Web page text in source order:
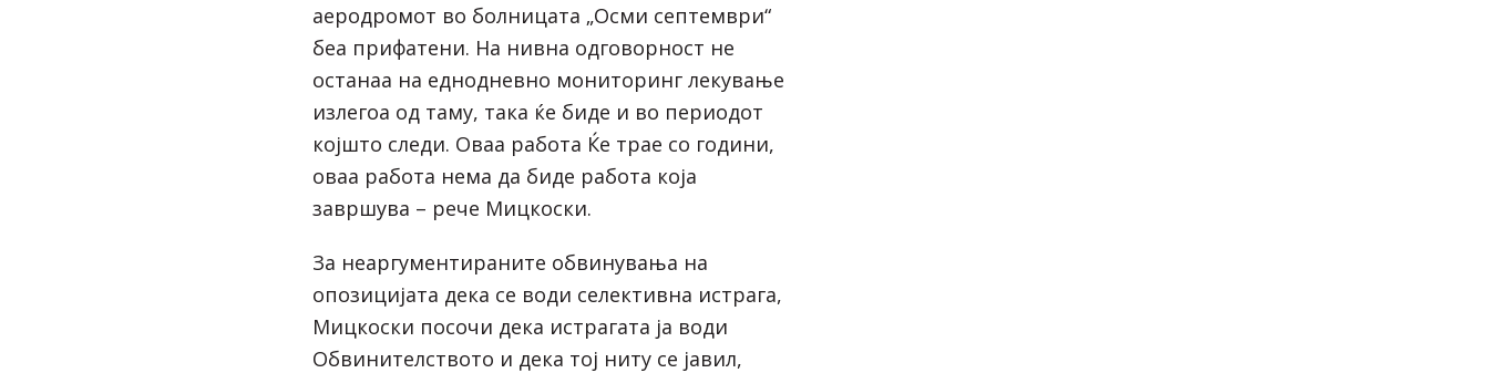
аеродромот во болницата „Осми септември“
беа прифатени. На нивна одговорност не
останаа на еднодневно мониторинг лекување
излегоа од таму, така ќе биде и во периодот
којшто следи. Оваа работа Ќе трае со години,
оваа работа нема да биде работа која
завршува – рече Мицкоски.
За неаргументираните обвинувања на
опозицијата дека се води селективна истрага,
Мицкоски посочи дека истрагата ја води
Обвинителството и дека тој ниту се јавил,